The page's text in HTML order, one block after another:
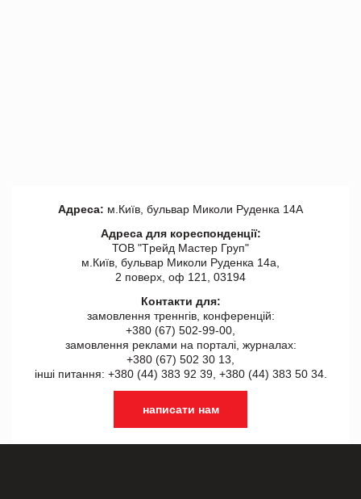
Адреса: м.Київ, бульвар Миколи Руденка 14А
Адреса для кореспонденції:
ТОВ "Tрейд Мастер Груп"
м.Київ, бульвар Миколи Руденка 14а,
2 поверх, оф 121, 03194
Контакти для:
замовлення треннгів, конференцій:
+380 (67) 502-99-00,
замовлення реклами на порталі, журналах:
+380 (67) 502 30 13,
інші питання: +380 (44) 383 92 39, +380 (44) 383 50 34.
написати нам